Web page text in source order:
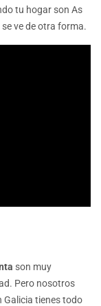
tu hogar son As
ve de otra forma.
son muy
Pero nosotros
Galicia tienes todo